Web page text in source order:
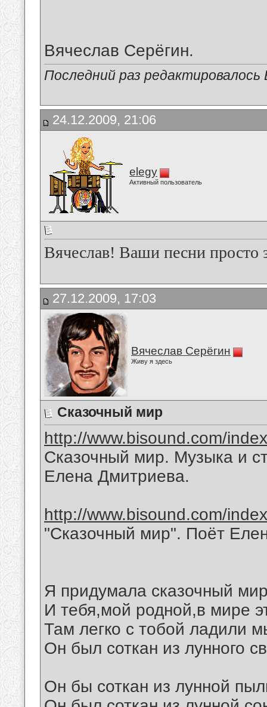
Вячеслав Серёгин.
Последний раз
24.12.2009, 21:06
elegy
Активный пользователь
Вячеслав! Ваши песни просто
27.12.2009, 17:03
Вячеслав Серёгин
Живу я здесь
Сказочный мир
http://www.bisound.com/
Сказочный мир. Музыка и
Елена Дмитриева.
http://www.bisound.com/
"Сказочный мир". Поёт
Я придумала сказочный
И тебя,мой родной,в мире
Там легко с тобой ладили
Он был соткан из лунного
Он бы соткан из лунной